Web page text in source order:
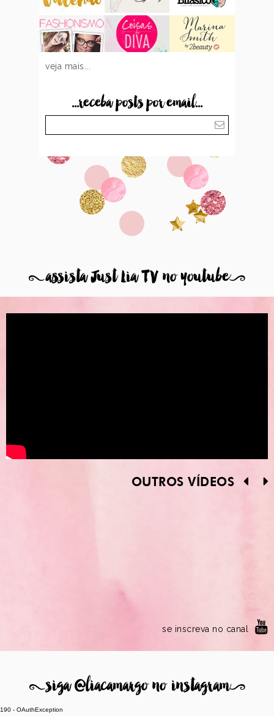
veja mais...
...receba posts por email...
8assista Just Lia TV no youtube9
OUTROS VÍDEOS
se inscreva no canal
8siga @liacamargo no instagram9
190 - OAuthException